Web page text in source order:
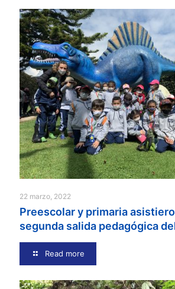
22 marzo, 2022
Preescolar y primaria
segunda salida pedagógica
Read more